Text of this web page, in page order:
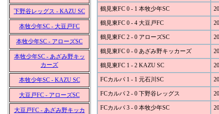
下野谷レッグス - KAZU SC
本牧少年SC - 大豆戸FC
本牧少年SC - アローズSC
本牧少年SC - あざみ野キッ
カーズ
本牧少年SC - KAZU SC
大豆戸FC - アローズSC
大豆戸FC - あざみ野キッカ
鶴見東FC 0 - 1 本牧少年SC
鶴見東FC 0 - 4 大豆戸FC
鶴見東FC 2 - 0 アローズSC
鶴見東FC 0 - 0 あざみ野キッカーズ
鶴見東FC 1 - 2 KAZU SC
FCカルパ 1 - 1 元石川SC
FCカルパ 2 - 0 下野谷レッグス
FCカルパ 3 - 0 本牧少年SC